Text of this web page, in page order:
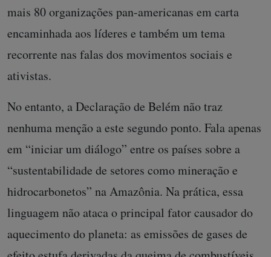
mais 80 organizações pan-americanas em carta
encaminhada aos líderes e também um tema
recorrente nas falas dos movimentos sociais e
ativistas.
No entanto, a Declaração de Belém não traz
nenhuma menção a este segundo ponto. Fala apenas
em “iniciar um diálogo” entre os países sobre a
“sustentabilidade de setores como mineração e
hidrocarbonetos” na Amazônia. Na prática, essa
linguagem não ataca o principal fator causador do
aquecimento do planeta: as emissões de gases de